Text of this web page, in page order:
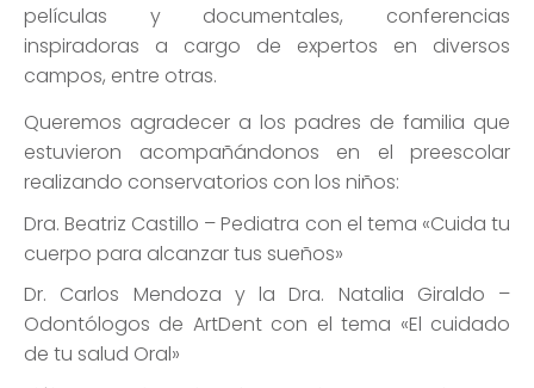
películas y documentales, conferencias
inspiradoras a cargo de expertos en diversos
campos, entre otras.
Queremos agradecer a los padres de familia que
estuvieron acompañándonos en el preescolar
realizando conservatorios con los niños:
Dra. Beatriz Castillo – Pediatra con el tema «Cuida tu
cuerpo para alcanzar tus sueños»
Dr. Carlos Mendoza y la Dra. Natalia Giraldo –
Odontólogos de ArtDent con el tema «El cuidado
de tu salud Oral»